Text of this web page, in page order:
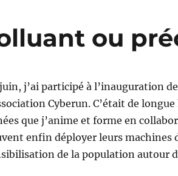
ou
j’ai participé à l’inauguration
Cyberun. C’était de
que j’anime et forme en
enfin déployer leurs machines
de la population autour